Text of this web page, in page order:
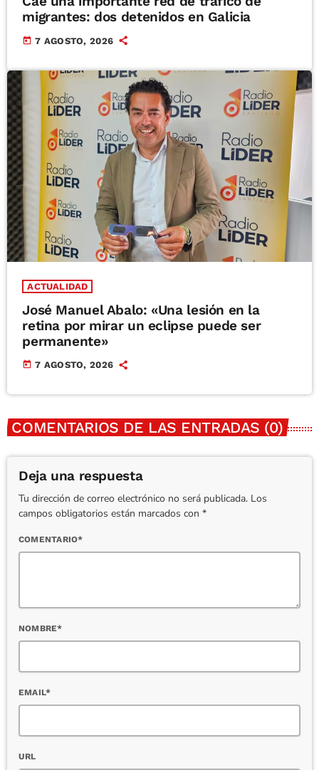
migrantes: dos detenidos en Galicia
today 7 AGOSTO, 2026
ACTUALIDAD
José Manuel Abalo: «Una lesión en la
retina por mirar un eclipse puede ser
permanente»
today 7 AGOSTO, 2026
COMENTARIOS DE LAS ENTRADAS (0)
Deja una respuesta
Tu dirección de correo electrónico no será publicada. Los
campos obligatorios están marcados con *
COMENTARIO*
NOMBRE*
EMAIL*
URL